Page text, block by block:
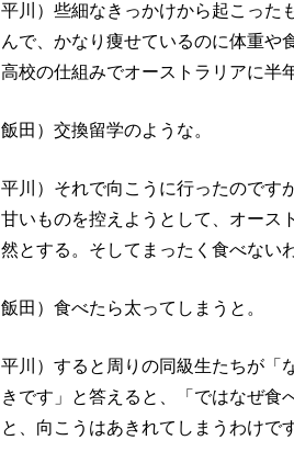
平川）些細なきっかけから起こった
んで、かなり痩せているのに体重や
高校の仕組みでオーストラリアに半
飯田）交換留学のような。
平川）それで向こうに行ったのです
甘いものを控えようとして、オース
然とする。そしてまったく食べない
飯田）食べたら太ってしまうと。
平川）すると周りの同級生たちが「
きです」と答えると、「ではなぜ食
と、向こうはあきれてしまうわけです